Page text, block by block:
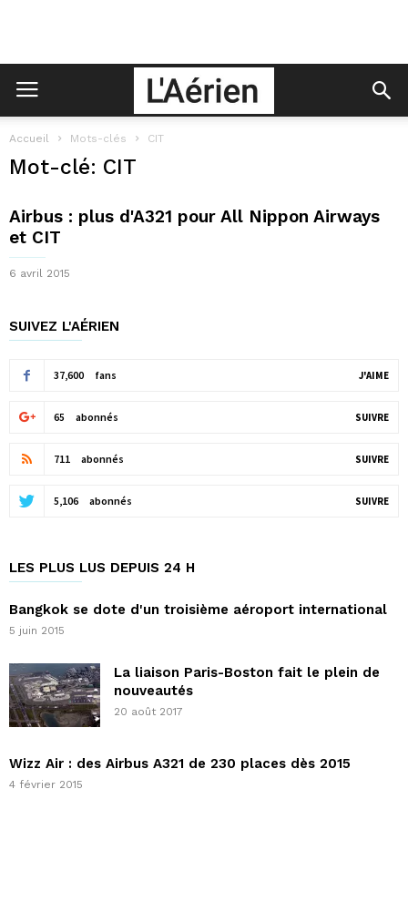
Accueil Mots-clés CIT
Mot-clé: CIT
Airbus : plus d'A321 pour All Nippon Airways
et CIT
6 avril 2015
SUIVEZ L'AÉRIEN
37,600 fans J'AIME
65 abonnés SUIVRE
711 abonnés SUIVRE
5,106 abonnés SUIVRE
LES PLUS LUS DEPUIS 24 H
Bangkok se dote d'un troisième aéroport international
5 juin 2015
La liaison Paris-Boston fait le plein de
nouveautés
20 août 2017
Wizz Air : des Airbus A321 de 230 places dès 2015
4 février 2015